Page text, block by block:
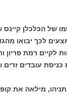
של הכלכלן
לכך יבואו
לקיים רמת פריון
עובדים זרים
מילאה את